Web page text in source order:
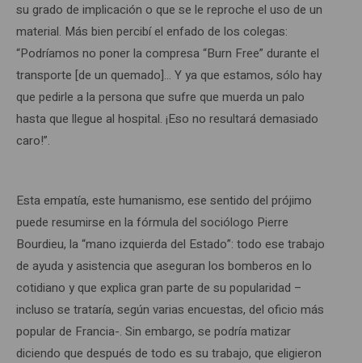
su grado de implicación o que se le reproche el uso de un
material. Más bien percibí el enfado de los colegas:
“Podríamos no poner la compresa “Burn Free” durante el
transporte [de un quemado]… Y ya que estamos, sólo hay
que pedirle a la persona que sufre que muerda un palo
hasta que llegue al hospital. ¡Eso no resultará demasiado
caro!”.
Esta empatía, este humanismo, ese sentido del prójimo
puede resumirse en la fórmula del sociólogo Pierre
Bourdieu, la “mano izquierda del Estado”: todo ese trabajo
de ayuda y asistencia que aseguran los bomberos en lo
cotidiano y que explica gran parte de su popularidad –
incluso se trataría, según varias encuestas, del oficio más
popular de Francia-. Sin embargo, se podría matizar
diciendo que después de todo es su trabajo, que eligieron